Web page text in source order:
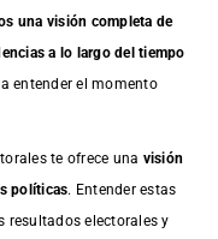
una visión completa de
a lo largo del tiempo
entender el momento
te ofrece una visión
políticas. Entender estas
resultados electorales y